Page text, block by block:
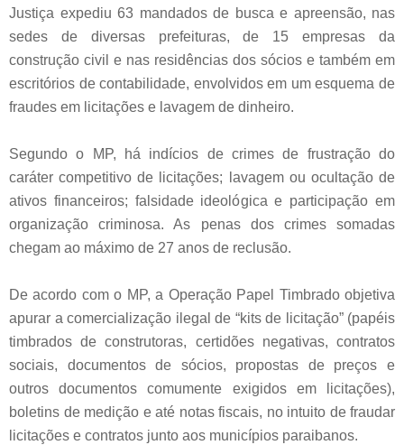
Justiça expediu 63 mandados de busca e apreensão, nas
sedes de diversas prefeituras, de 15 empresas da
construção civil e nas residências dos sócios e também em
escritórios de contabilidade, envolvidos em um esquema de
fraudes em licitações e lavagem de dinheiro.
Segundo o MP, há indícios de crimes de frustração do
caráter competitivo de licitações; lavagem ou ocultação de
ativos financeiros; falsidade ideológica e participação em
organização criminosa. As penas dos crimes somadas
chegam ao máximo de 27 anos de reclusão.
De acordo com o MP, a Operação Papel Timbrado objetiva
apurar a comercialização ilegal de “kits de licitação” (papéis
timbrados de construtoras, certidões negativas, contratos
sociais, documentos de sócios, propostas de preços e
outros documentos comumente exigidos em licitações),
boletins de medição e até notas fiscais, no intuito de fraudar
licitações e contratos junto aos municípios paraibanos.